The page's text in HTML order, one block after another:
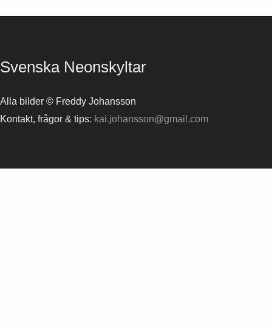
Svenska Neonskyltar
Alla bilder © Freddy Johansson
Kontakt, frågor & tips: kai.johansson@gmail.com